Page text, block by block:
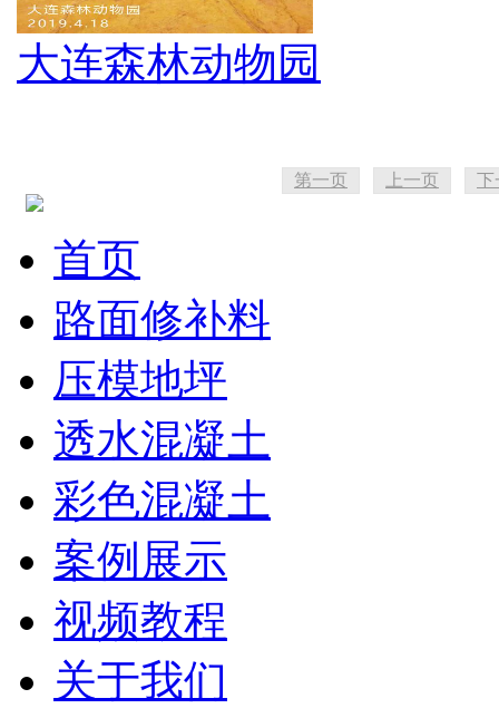
大连森林动物园
第一页 上一页 下
首页
路面修补料
压模地坪
透水混凝土
彩色混凝土
案例展示
视频教程
关于我们